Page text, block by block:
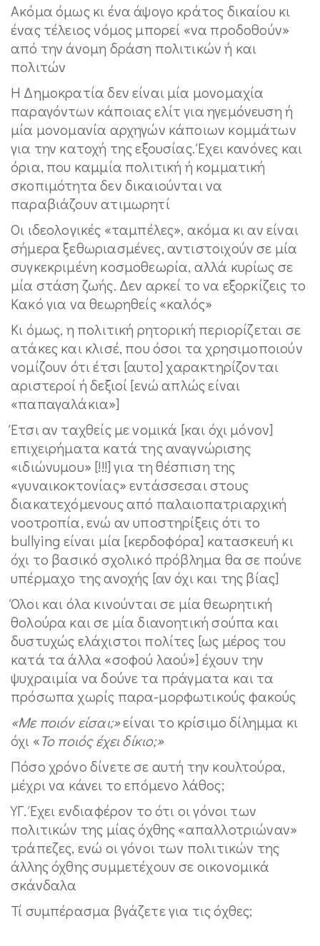
Ακόμα όμως κι ένα άψογο κράτος δικαίου κι
ένας τέλειος νόμος μπορεί «να προδοθούν»
από την άνομη δράση πολιτικών ή και
πολιτών
Η Δημοκρατία δεν είναι μία μονομαχία
παραγόντων κάποιας ελίτ για ηγεμόνευση ή
μία μονομανία αρχηγών κάποιων κομμάτων
για την κατοχή της εξουσίας. Έχει κανόνες και
όρια, που καμμία πολιτική ή κομματική
σκοπιμότητα δεν δικαιούνται να
παραβιάζουν ατιμωρητί
Οι ιδεολογικές «ταμπέλες», ακόμα κι αν είναι
σήμερα ξεθωριασμένες, αντιστοιχούν σε μία
συγκεκριμένη κοσμοθεωρία, αλλά κυρίως σε
μία στάση ζωής. Δεν αρκεί το να εξορκίζεις το
Κακό για να θεωρηθείς «καλός»
Κι όμως, η πολιτική ρητορική περιορίζεται σε
ατάκες και κλισέ, που όσοι τα χρησιμοποιούν
νομίζουν ότι έτσι [αυτο] χαρακτηρίζονται
αριστεροί ή δεξιοί [ενώ απλώς είναι
«παπαγαλάκια»]
Έτσι αν ταχθείς με νομικά [και όχι μόνον]
επιχειρήματα κατά της αναγνώρισης
«ιδιώνυμου» [!!!] για τη θέσπιση της
«γυναικοκτονίας» εντάσσεσαι στους
διακατεχόμενους από παλαιοπατριαρχική
νοοτροπία, ενώ αν υποστηρίξεις ότι το
bullying είναι μία [κερδοφόρα] κατασκευή κι
όχι το βασικό σχολικό πρόβλημα θα σε πούνε
υπέρμαχο της ανοχής [αν όχι και της βίας]
Όλοι και όλα κινούνται σε μία θεωρητική
θολούρα και σε μία διανοητική σούπα και
δυστυχώς ελάχιστοι πολίτες [ως μέρος του
κατά τα άλλα «σοφού λαού»] έχουν την
ψυχραιμία να δούνε τα πράγματα και τα
πρόσωπα χωρίς παρα-μορφωτικούς φακούς
«Με ποιόν είσαι;»είναι το κρίσιμο δίλημμα κι
όχι «Το ποιός έχει δίκιο;»
Πόσο χρόνο δίνετε σε αυτή την κουλτούρα,
μέχρι να κάνει το επόμενο λάθος;
ΥΓ. Έχει ενδιαφέρον το ότι οι γόνοι των
πολιτικών της μίας όχθης «απαλλοτριώναν»
τράπεζες, ενώ οι γόνοι των πολιτικών της
άλλης όχθης συμμετέχουν σε οικονομικά
σκάνδαλα
Τί συμπέρασμα βγάζετε για τις όχθες;